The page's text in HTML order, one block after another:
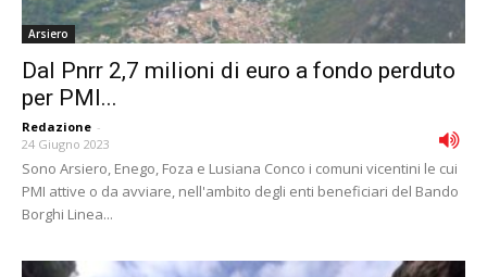
Arsiero
Dal Pnrr 2,7 milioni di euro a fondo perduto
per PMI...
Redazione -
24 Giugno 2023
Sono Arsiero, Enego, Foza e Lusiana Conco i comuni vicentini le cui
PMI attive o da avviare, nell'ambito degli enti beneficiari del Bando
Borghi Linea...